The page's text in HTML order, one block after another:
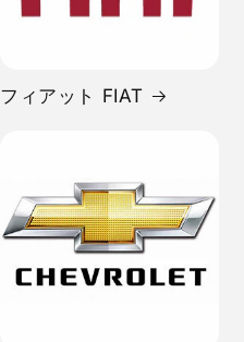
フィアット FIAT